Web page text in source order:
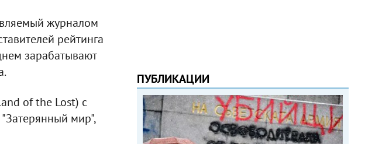
журналом
рейтинга
зарабатывают
of the Lost) с
мир",
ПУБЛИКАЦИИ